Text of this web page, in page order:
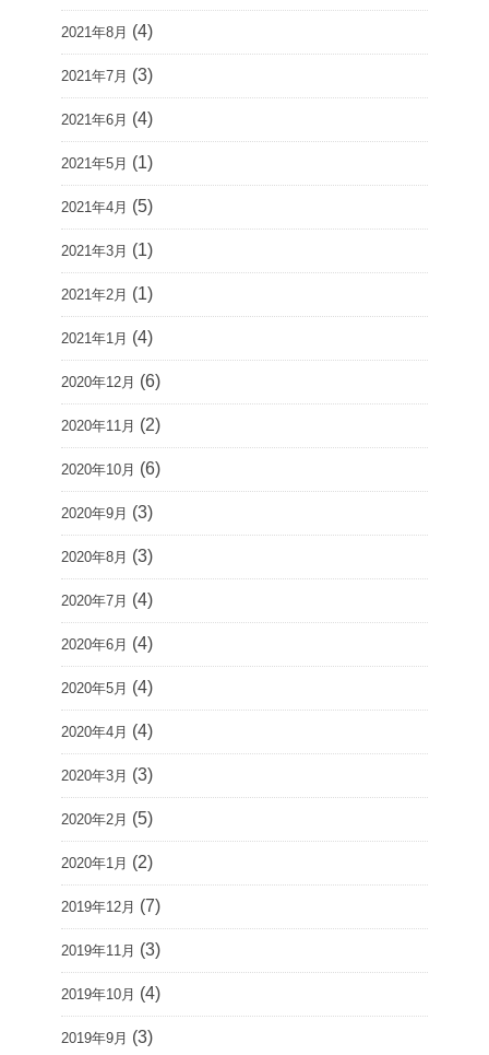
2021年8月 (4)
2021年7月 (3)
2021年6月 (4)
2021年5月 (1)
2021年4月 (5)
2021年3月 (1)
2021年2月 (1)
2021年1月 (4)
2020年12月 (6)
2020年11月 (2)
2020年10月 (6)
2020年9月 (3)
2020年8月 (3)
2020年7月 (4)
2020年6月 (4)
2020年5月 (4)
2020年4月 (4)
2020年3月 (3)
2020年2月 (5)
2020年1月 (2)
2019年12月 (7)
2019年11月 (3)
2019年10月 (4)
2019年9月 (3)